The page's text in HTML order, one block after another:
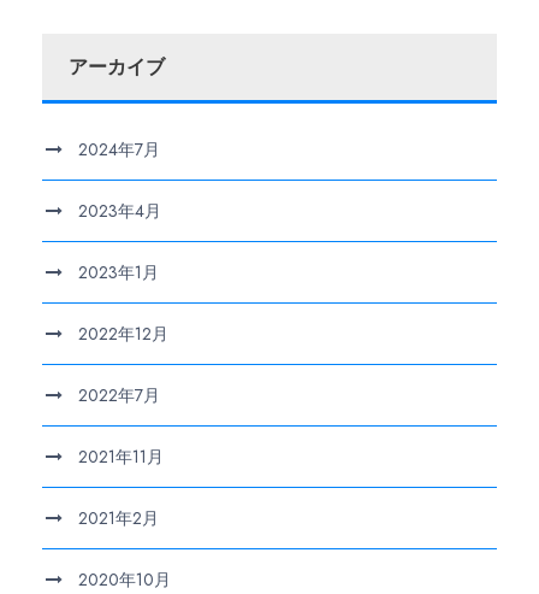
アーカイブ
2024年7月
2023年4月
2023年1月
2022年12月
2022年7月
2021年11月
2021年2月
2020年10月